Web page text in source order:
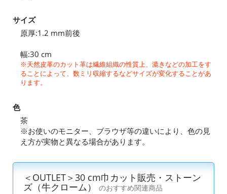
サイズ
原厚:1.2 mm前後
幅:30 cm
※天然皮革のカット革は繊維組織の性質上、漉きなどの加工をす
ることによって、数ミリ収縮するなどサイズが変化することがあ
ります。
色
茶
※お使いのモニター、ブラウザ等の違いにより、色の見
え方が実物と異なる場合があります。
＜OUTLET＞30 cm巾カット販売・ストーン
ズ（牛クローム）
のおすすめ関連商品